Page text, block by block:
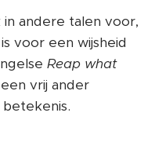
andere talen voor,
voor een wijsheid
Reap what
vrij ander